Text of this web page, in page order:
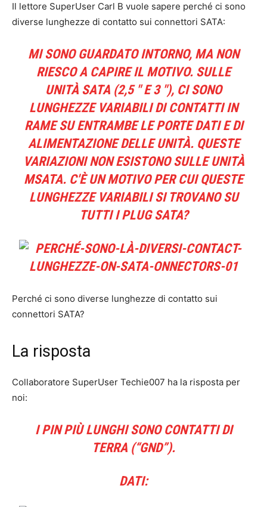
Il lettore SuperUser Carl B vuole sapere perché ci sono
diverse lunghezze di contatto sui connettori SATA:
MI SONO GUARDATO INTORNO, MA NON
RIESCO A CAPIRE IL MOTIVO. SULLE
UNITÀ SATA (2,5 ″ E 3 ″), CI SONO
LUNGHEZZE VARIABILI DI CONTATTI IN
RAME SU ENTRAMBE LE PORTE DATI E DI
ALIMENTAZIONE DELLE UNITÀ. QUESTE
VARIAZIONI NON ESISTONO SULLE UNITÀ
MSATA. C'È UN MOTIVO PER CUI QUESTE
LUNGHEZZE VARIABILI SI TROVANO SU
TUTTI I PLUG SATA?
Perché ci sono diverse lunghezze di contatto sui
connettori SATA?
La risposta
Collaboratore SuperUser Techie007 ha la risposta per
noi:
I PIN PIÙ LUNGHI SONO CONTATTI DI
TERRA (“GND”).
DATI: